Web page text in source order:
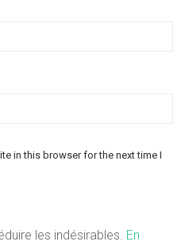
in this browser for the next time I
les indésirables. En